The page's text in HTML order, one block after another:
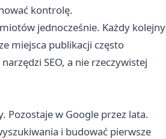
kontrolę.
jednocześnie. Każdy kolejny
miejsca publikacji często
SEO, a nie rzeczywistej
Pozostaje w Google przez lata.
i budować pierwsze